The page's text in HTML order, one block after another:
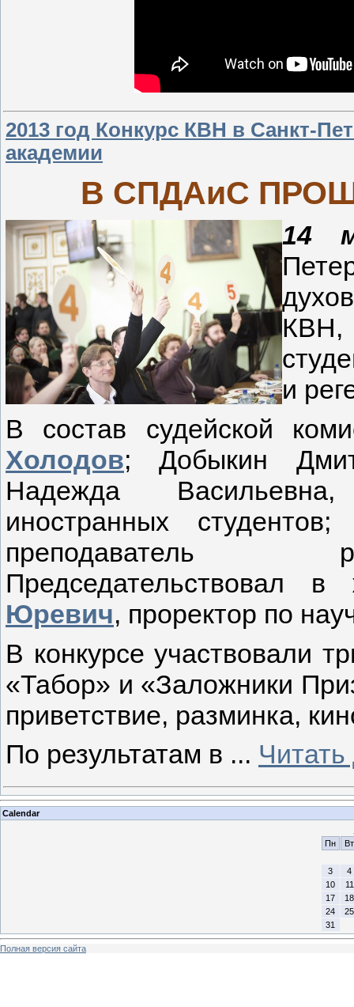
2013 год Конкурс КВН в Санкт-
академии
В СПДАиС
14
КВН,
и
В состав судейской
Холодов; Добыкин
Надежда
иностранных
преподаватель
Председательствовал
Юревич, проректор по
В конкурсе участвовали
«Табор» и «Заложники
приветствие, разминка,
По результатам в ...
Calendar
Пн
Вт
3
4
10
11
17
18
24
25
31
Полная версия сайта